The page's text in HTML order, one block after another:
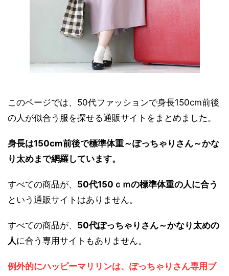
このページでは、50代ファッションで身長150cm前後
の人が似合う服を探せる通販サイトをまとめました。
身長は150cm前後で標準体重～ぽっちゃりさん～かな
り太めまで網羅しています。
すべての商品が、 50代150ｃｍの標準体重の人に合う
という通販サイトはありません。
すべての商品が、 50代ぽっちゃりさん～かなり太めの
人に合う専用サイトもありません。
例外的にハッピーマリリンは、ぽっちゃりさん専用ブ